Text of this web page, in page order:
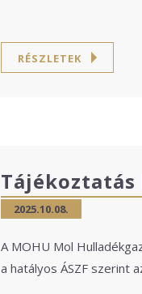
RÉSZLETEK
2025.10.08.
A MOHU Mol
a hatályos ÁSZF szerint